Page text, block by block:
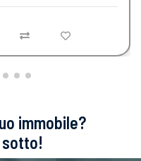
immobile?
sotto!